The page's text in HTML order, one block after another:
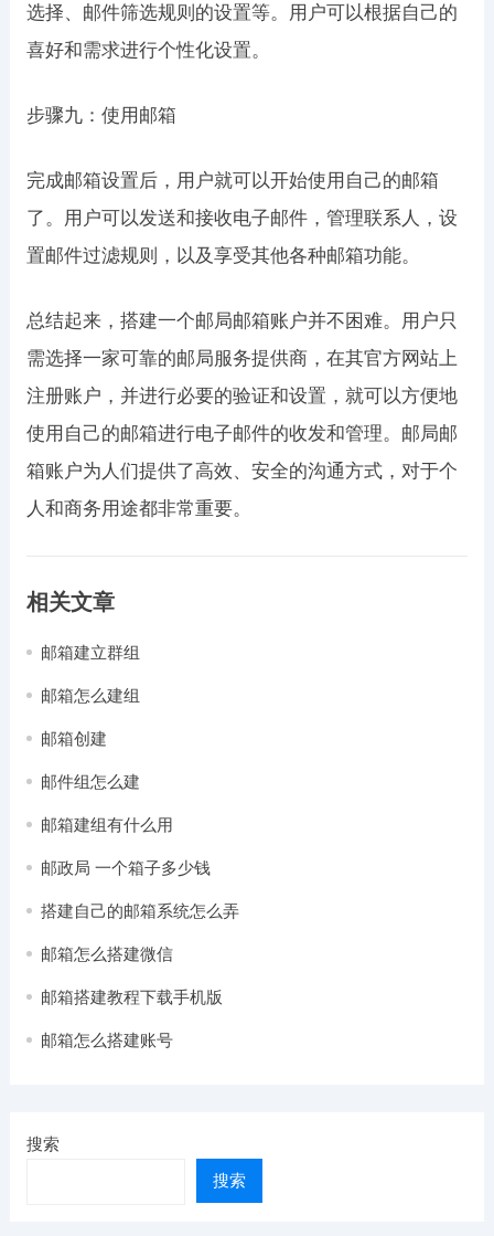
选择、邮件筛选规则的设置等。用户可以根据自己的
喜好和需求进行个性化设置。
步骤九：使用邮箱
完成邮箱设置后，用户就可以开始使用自己的邮箱
了。用户可以发送和接收电子邮件，管理联系人，设
置邮件过滤规则，以及享受其他各种邮箱功能。
总结起来，搭建一个邮局邮箱账户并不困难。用户只
需选择一家可靠的邮局服务提供商，在其官方网站上
注册账户，并进行必要的验证和设置，就可以方便地
使用自己的邮箱进行电子邮件的收发和管理。邮局邮
箱账户为人们提供了高效、安全的沟通方式，对于个
人和商务用途都非常重要。
相关文章
邮箱建立群组
邮箱怎么建组
邮箱创建
邮件组怎么建
邮箱建组有什么用
邮政局 一个箱子多少钱
搭建自己的邮箱系统怎么弄
邮箱怎么搭建微信
邮箱搭建教程下载手机版
邮箱怎么搭建账号
搜索
搜索